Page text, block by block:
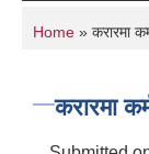
You
Home » करारमा
करारमा